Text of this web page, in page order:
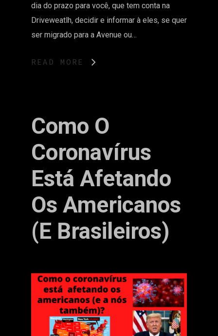
dia do prazo para você, que tem conta na
Driveweatlh, decidir e informar à eles, se quer
ser migrado para a Avenue ou…
READ MORE
Como O
Coronavírus
Está Afetando
Os Americanos
(e Brasileiros)